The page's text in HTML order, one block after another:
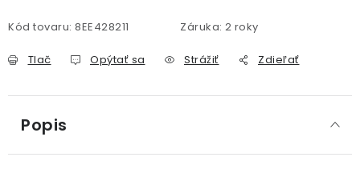
Kód tovaru: 8EE428211 Záruka: 2 roky
Tlač Opýtať sa Strážiť Zdieľať
Popis